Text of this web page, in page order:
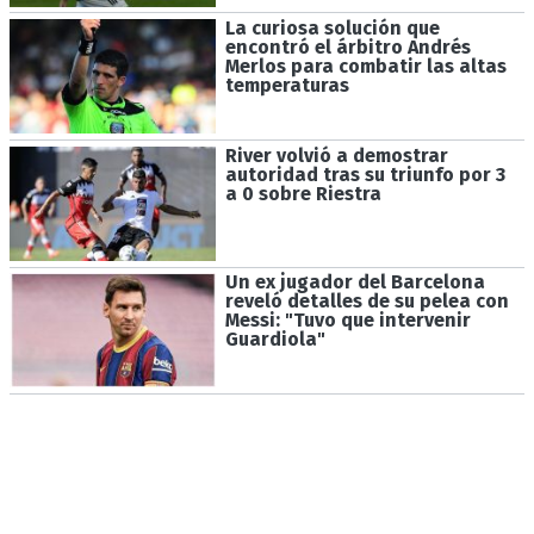
La curiosa solución que
encontró el árbitro Andrés
Merlos para combatir las altas
temperaturas
River volvió a demostrar
autoridad tras su triunfo por 3
a 0 sobre Riestra
Un ex jugador del Barcelona
reveló detalles de su pelea con
Messi: "Tuvo que intervenir
Guardiola"